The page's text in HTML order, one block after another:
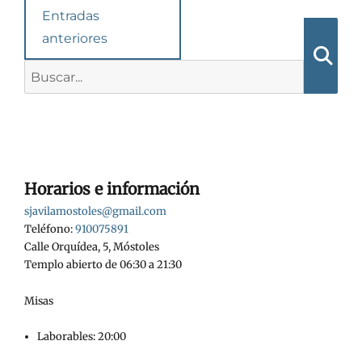
Navegación
las
entradas
Entradas
anteriores
Horarios e información
sjavilamostoles@gmail.com
Teléfono:910075891
Calle Orquídea, 5, Móstoles
Templo abierto de 06:30 a 21:30
Misas
Laborables: 20:00